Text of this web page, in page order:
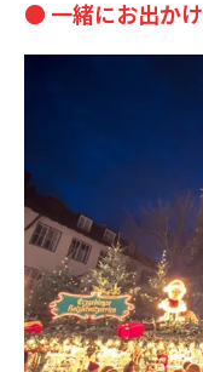
● 一緒にお出かけ